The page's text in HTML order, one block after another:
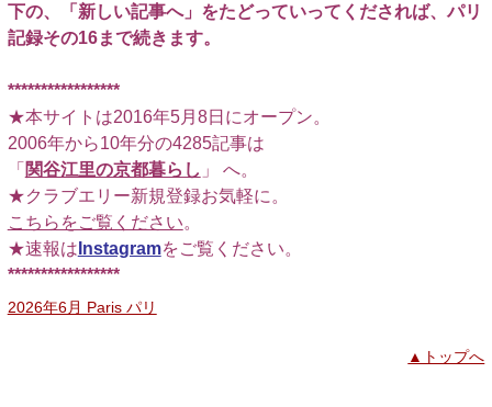
下の、「新しい記事へ」をたどっていってくだされば、パリ
記録その16まで続きます。
*****************
★本サイトは2016年5月8日にオープン。
2006年から10年分の4285記事は
「 関谷江里の京都暮らし 」 へ。
★クラブエリー新規登録お気軽に。
こちらをご覧ください。
★速報は Instagramをご覧ください。
*****************
2026年6月 Paris パリ
▲トップへ